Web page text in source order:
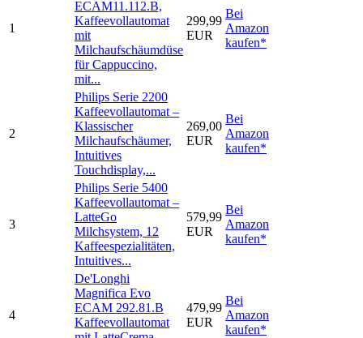
1
ECAM11.112.B,
Kaffeevollautomat
mit
Milchaufschäumdüse
für Cappuccino,
mit...
299,99
EUR
Bei
Amazon
kaufen*
2
Philips Serie 2200
Kaffeevollautomat –
Klassischer
Milchaufschäumer,
Intuitives
Touchdisplay,...
269,00
EUR
Bei
Amazon
kaufen*
3
Philips Serie 5400
Kaffeevollautomat –
LatteGo
Milchsystem, 12
Kaffeespezialitäten,
Intuitives...
579,99
EUR
Bei
Amazon
kaufen*
4
De'Longhi
Magnifica Evo
ECAM 292.81.B
Kaffeevollautomat
479,99
EUR
Bei
Amazon
kaufen*